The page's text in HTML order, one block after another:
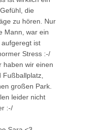
die
zu hören. Nur
Mann, war ein
aufgeregt ist
Stress :-/
haben wir einen
Fußballplatz,
großen Park.
leider nicht
:-/